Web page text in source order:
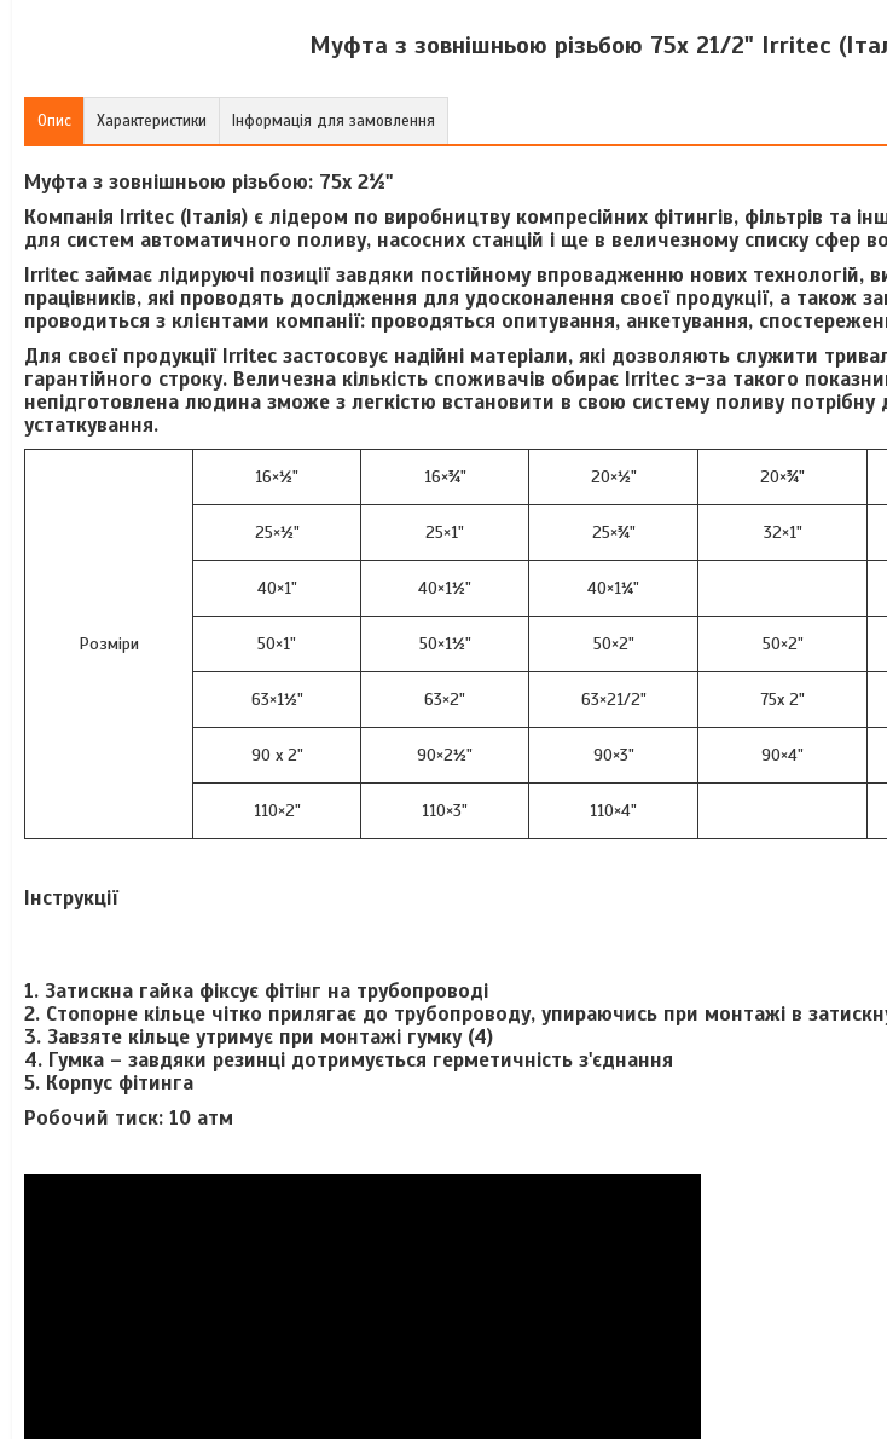
Муфта з зовнішньою різьбою 75x 21/2" Irritec
Опис Характеристики Інформація для замовлення
Муфта з зовнішньою різьбою: 75x 2½"
Компанія Irritec (Італія) є лідером по виробництву компресійних фітингів, фільтрів та
для систем автоматичного поливу, насосних станцій і ще в величезному списку сфер
Irritec займає лідируючі позиції завдяки постійному впровадженню нових технологій,
працівників, які проводять дослідження для удосконалення своєї продукції, а також
проводиться з клієнтами компанії: проводяться опитування, анкетування,
Для своєї продукції Irritec застосовує надійні матеріали, які дозволяють служити
гарантійного строку. Величезна кількість споживачів обирає Irritec з-за такого
непідготовлена людина зможе з легкістю встановити в свою систему поливу потрібну
устаткування.
Розміри
16×½" 16×¾" 20×½" 20×¾"
25×½" 25×1" 25×¾" 32×1"
40×1" 40×1½" 40×1¼"
50×1" 50×1½" 50×2" 50×2"
63×1½" 63×2" 63×21/2" 75x 2"
90 x 2" 90×2½" 90×3" 90×4"
110×2" 110×3" 110×4"
Інструкції
1. Затискна гайка фіксує фітінг на трубопроводі
2. Стопорне кільце чітко прилягає до трубопроводу, упираючись при монтажі в
3. Завзяте кільце утримує при монтажі гумку (4)
4. Гумка – завдяки резинці дотримується герметичність з'єднання
5. Корпус фітинга
Робочий тиск: 10 атм